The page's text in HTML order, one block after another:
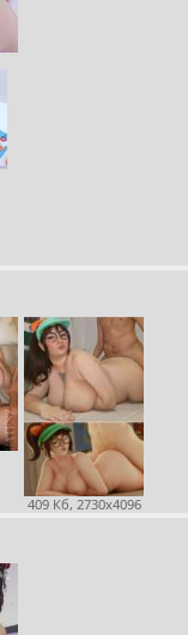
409 Кб, 2730x4096